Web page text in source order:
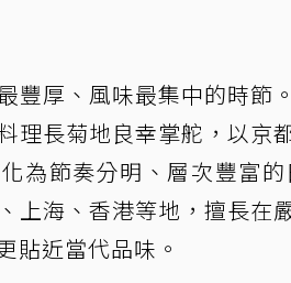
豐厚、風味最集中的時節
理長菊地良幸掌舵，以
為節奏分明、層次豐富
上海、香港等地，擅長在
貼近當代品味。